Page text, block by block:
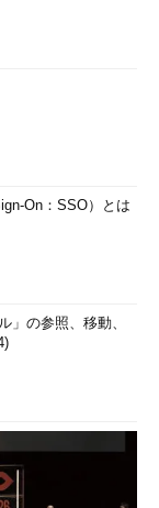
On：SSO）とは
」の参照、移動、